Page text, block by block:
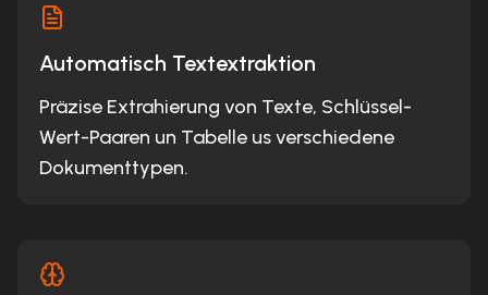
Automatisch Textextraktion
Präzise Extrahierung von Texte, Schlüssel-
Wert-Paaren un Tabelle us verschiedene
Dokumenttypen.